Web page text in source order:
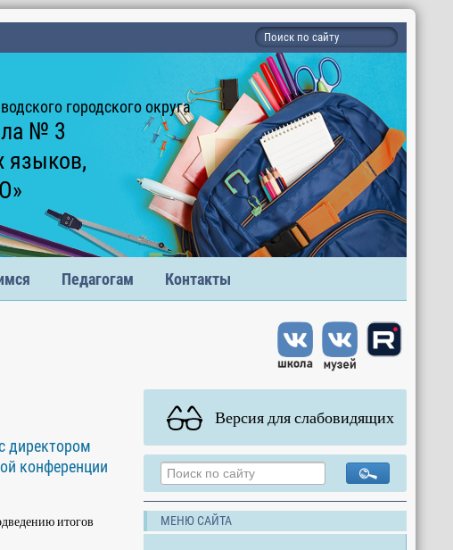
городского округа
№ 3
языков,
Педагогам Контакты
директором
конференции
итогов
Версия для слабовидящих
МЕНЮ САЙТА